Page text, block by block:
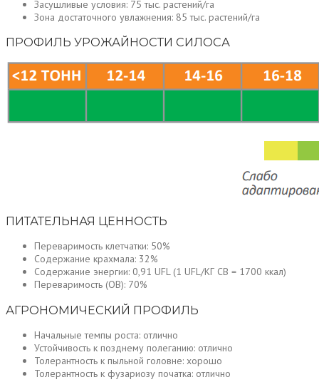
Засушливые условия: 75 тыс. растений/га
Зона достаточного увлажнения: 85 тыс. растений/га
ПРОФИЛЬ УРОЖАЙНОСТИ СИЛОСА
ПИТАТЕЛЬНАЯ ЦЕННОСТЬ
Переваримость клетчатки: 50%
Содержание крахмала: 32%
Содержание энергии: 0,91 UFL (1 UFL/КГ СВ = 1700 ккал)
Переваримость (ОВ): 70%
АГРОНОМИЧЕСКИЙ ПРОФИЛЬ
Начальные темпы роста: отлично
Устойчивость к позднему полеганию: отлично
Толерантность к пыльной головне: хорошо
Толерантность к фузариозу початка: отлично